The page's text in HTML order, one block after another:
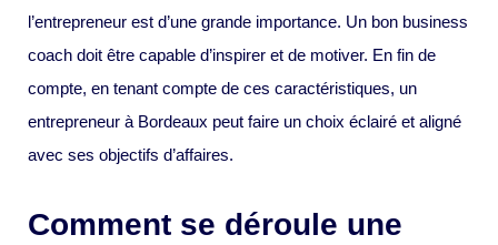
l’entrepreneur est d’une grande importance. Un bon business
coach doit être capable d’inspirer et de motiver. En fin de
compte, en tenant compte de ces caractéristiques, un
entrepreneur à Bordeaux peut faire un choix éclairé et aligné
avec ses objectifs d’affaires.
Comment se déroule une